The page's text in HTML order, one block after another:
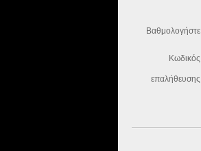
Βαθμολογήστε
Κωδικός
επαλήθευσης